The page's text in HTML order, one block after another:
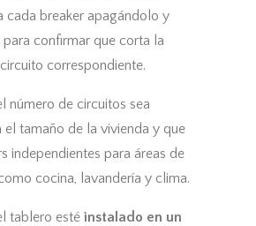
cada breaker apagándolo y
confirmar que corta la
correspondiente.
número de circuitos sea
el tamaño de la vivienda y que
independientes para áreas de
cocina, lavandería y clima.
tablero esté instalado en un